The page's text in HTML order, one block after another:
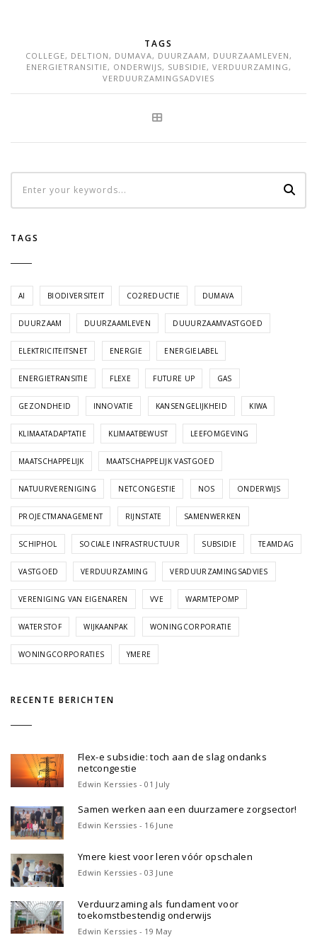
TAGS
COLLEGE, DELTION, DUMAVA, DUURZAAM, DUURZAAMLEVEN,
ENERGIETRANSITIE, ONDERWIJS, SUBSIDIE, VERDUURZAMING,
VERDUURZAMINGSADVIES
TAGS
AI BIODIVERSITEIT CO2REDUCTIE DUMAVA
DUURZAAM DUURZAAMLEVEN DUUURZAAMVASTGOED
ELEKTRICITEITSNET ENERGIE ENERGIELABEL
ENERGIETRANSITIE FLEXE FUTURE UP GAS
GEZONDHEID INNOVATIE KANSENGELIJKHEID KIWA
KLIMAATADAPTATIE KLIMAATBEWUST LEEFOMGEVING
MAATSCHAPPELIJK MAATSCHAPPELIJK VASTGOED
NATUURVERENIGING NETCONGESTIE NOS ONDERWIJS
PROJECTMANAGEMENT RIJNSTATE SAMENWERKEN
SCHIPHOL SOCIALE INFRASTRUCTUUR SUBSIDIE TEAMDAG
VASTGOED VERDUURZAMING VERDUURZAMINGSADVIES
VERENIGING VAN EIGENAREN VVE WARMTEPOMP
WATERSTOF WIJKAANPAK WONINGCORPORATIE
WONINGCORPORATIES YMERE
RECENTE BERICHTEN
Flex-e subsidie: toch aan de slag ondanks
netcongestie
Edwin Kerssies - 01 July
Samen werken aan een duurzamere zorgsector!
Edwin Kerssies - 16 June
Ymere kiest voor leren vóór opschalen
Edwin Kerssies - 03 June
Verduurzaming als fundament voor
toekomstbestendig onderwijs
Edwin Kerssies - 19 May